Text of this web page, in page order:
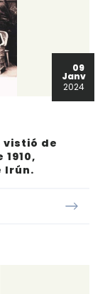
09
Janv
2024
vistió de
Irún.